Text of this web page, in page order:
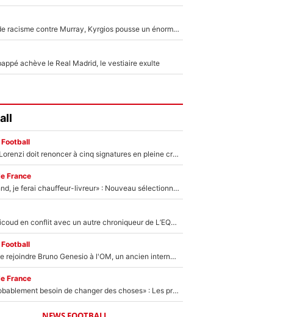
Victime de racisme contre Murray, Kyrgios pousse un énorme coup de gueule !
achève le Real Madrid, le vestiaire exulte
Grégory Lorenzi doit renoncer à cinq signatures en pleine crise financière : L’IA propose sept noms à l’OM pour un mercato réussi... à seulement 5M€ !
France
«Plus grand, je ferai chauffeur-livreur» : Nouveau sélectionneur des Bleus, Zinédine Zidane s’était imaginé un avenir très différent lorsqu'il était enfant
Johan Micoud en conflit avec un autre chroniqueur de L’EQUIPE du Soir : «Pendant un moment, je ne les ai pas remis ensemble dans l'émission»
Proche de rejoindre Bruno Genesio à l'OM, un ancien international français va finalement débarquer... sur RMC !
France
«Il y a probablement besoin de changer des choses» : Les premiers changements de Zinedine Zidane en équipe de France sont révélés ?